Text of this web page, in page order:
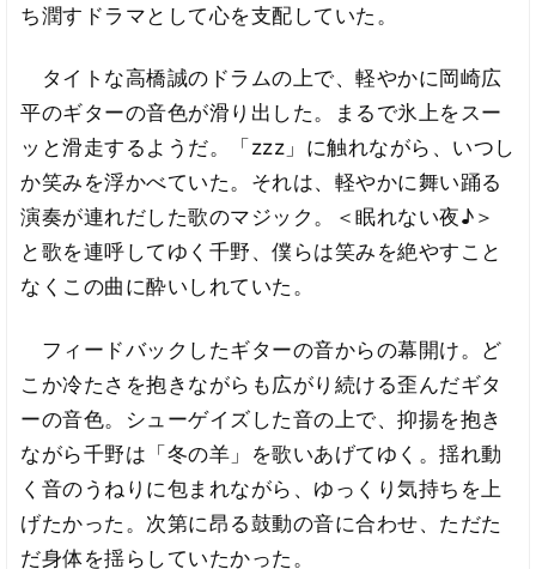
ち潤すドラマとして心を支配していた。
タイトな高橋誠のドラムの上で、軽やかに岡崎広
平のギターの音色が滑り出した。まるで氷上をスー
ッと滑走するようだ。「zzz」に触れながら、いつし
か笑みを浮かべていた。それは、軽やかに舞い踊る
演奏が連れだした歌のマジック。＜眠れない夜♪＞
と歌を連呼してゆく千野、僕らは笑みを絶やすこと
なくこの曲に酔いしれていた。
フィードバックしたギターの音からの幕開け。ど
こか冷たさを抱きながらも広がり続ける歪んだギタ
ーの音色。シューゲイズした音の上で、抑揚を抱き
ながら千野は「冬の羊」を歌いあげてゆく。揺れ動
く音のうねりに包まれながら、ゆっくり気持ちを上
げたかった。次第に昂る鼓動の音に合わせ、ただた
だ身体を揺らしていたかった。